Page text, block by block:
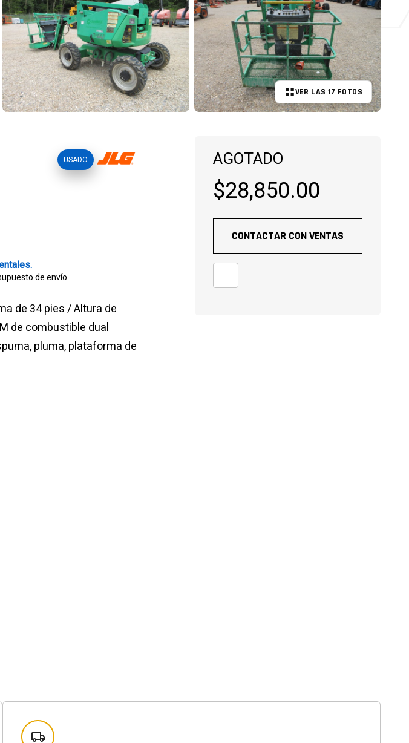
VER LAS 17 FOTOS
USADO
de envío.
de 34 pies / Altura de
de combustible dual
pluma, plataforma de
AGOTADO
$28,850.00
CONTACTAR CON VENTAS